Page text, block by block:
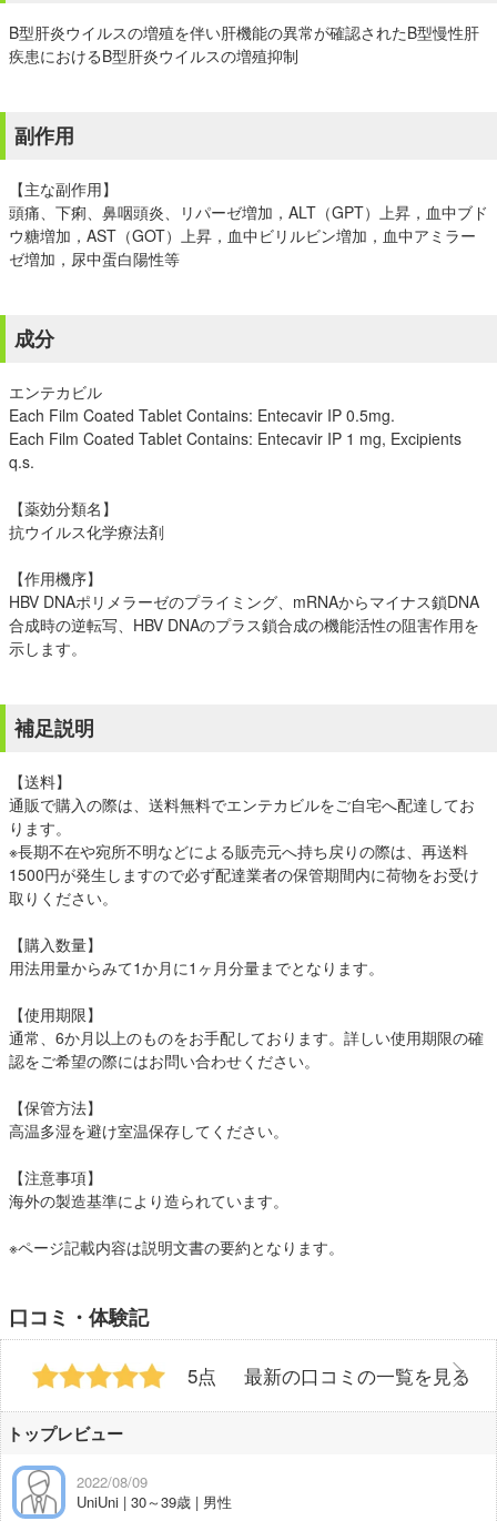
B型肝炎ウイルスの増殖を伴い肝機能の異常が確認されたB型慢性肝
疾患におけるB型肝炎ウイルスの増殖抑制
副作用
【主な副作用】
頭痛、下痢、鼻咽頭炎、リパーゼ増加，ALT（GPT）上昇，血中ブド
ウ糖増加，AST（GOT）上昇，血中ビリルビン増加，血中アミラー
ゼ増加，尿中蛋白陽性等
成分
エンテカビル
Each Film Coated Tablet Contains: Entecavir IP 0.5mg.
Each Film Coated Tablet Contains: Entecavir IP 1 mg, Excipients
q.s.
【薬効分類名】
抗ウイルス化学療法剤
【作用機序】
HBV DNAポリメラーゼのプライミング、mRNAからマイナス鎖DNA
合成時の逆転写、HBV DNAのプラス鎖合成の機能活性の阻害作用を
示します。
補足説明
【送料】
通販で購入の際は、送料無料でエンテカビルをご自宅へ配達してお
ります。
※長期不在や宛所不明などによる販売元へ持ち戻りの際は、再送料
1500円が発生しますので必ず配達業者の保管期間内に荷物をお受け
取りください。
【購入数量】
用法用量からみて1か月に1ヶ月分量までとなります。
【使用期限】
通常、6か月以上のものをお手配しております。詳しい使用期限の確
認をご希望の際にはお問い合わせください。
【保管方法】
高温多湿を避け室温保存してください。
【注意事項】
海外の製造基準により造られています。
※ページ記載内容は説明文書の要約となります。
口コミ・体験記
5点 最新の口コミの一覧を見る
トップレビュー
2022/08/09
UniUni | 30～39歳 | 男性